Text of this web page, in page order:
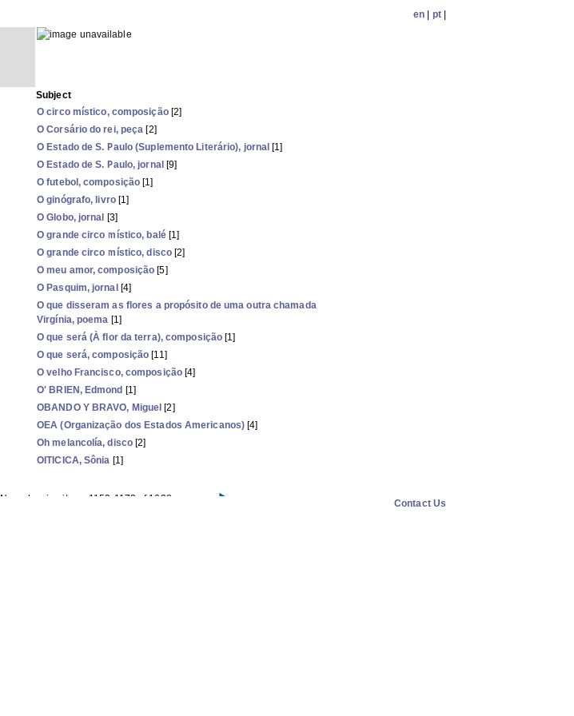
en pt|
Subject
O circo místico, composição[2]
O Corsário do rei, peça [2]
O Estado de S. Paulo (Suplemento Literário), jornal [1]
O Estado de S. Paulo, jornal [9]
O futebol, composição [1]
O ginógrafo, livro[1]
O Globo, jornal [3]
O grande circo místico, balé[1]
O grande circo místico, disco[2]
O meu amor, composição [5]
O Pasquim, jornal [4]
O que disseram as flores a propósito de uma outra chamada
Virgínia, poema [1]
O que será (À flor da terra), composição [1]
O que será, composição [11]
O velho Francisco, composição[4]
O' BRIEN, Edmond [1]
OBANDO Y BRAVO, Miguel [2]
OEA (Organização dos Estados Americanos) [4]
Oh melancolía, disco [2]
OITICICA, Sônia [1]
Now showing items 1153-1172 of 1628 Contact Us